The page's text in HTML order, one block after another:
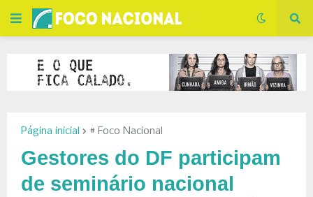
Página inicial # Foco Nacional
Gestores do DF participam
de seminário nacional